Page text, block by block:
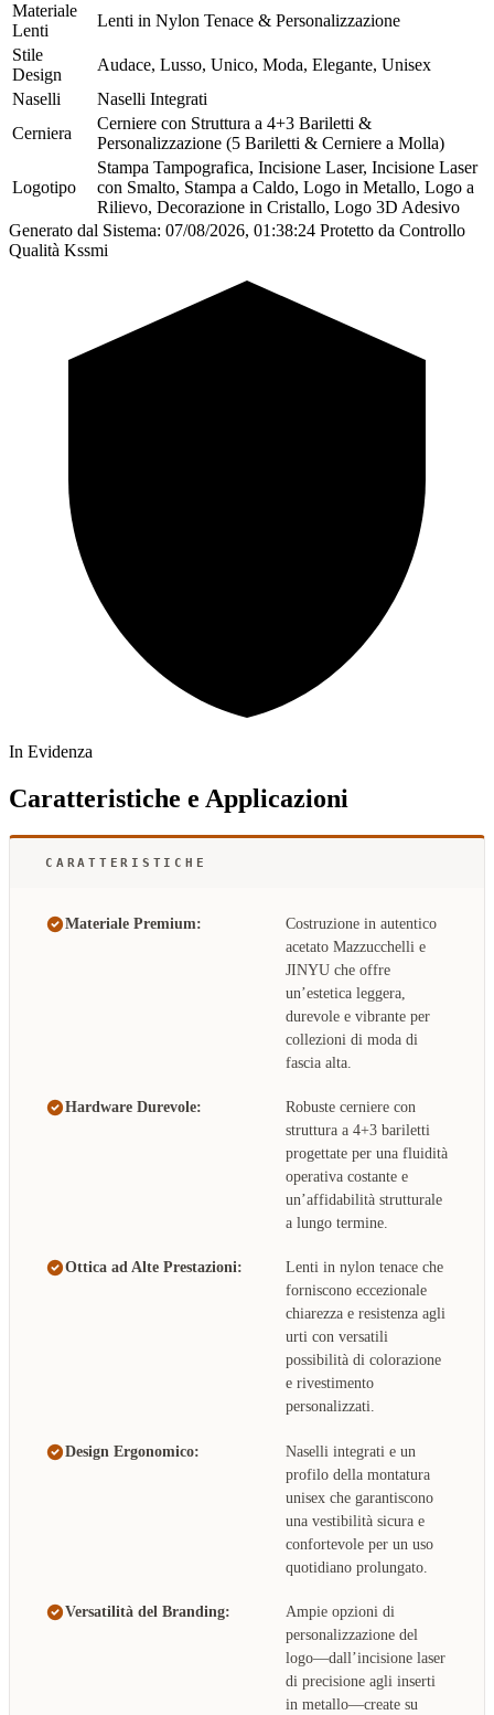
Materiale
Lenti
Lenti in Nylon Tenace & Personalizzazione
Stile
Design
Audace, Lusso, Unico, Moda, Elegante, Unisex
Naselli
Naselli Integrati
Cerniera
Cerniere con Struttura a 4+3 Bariletti &
Personalizzazione (5 Bariletti & Cerniere a Molla)
Logotipo
Stampa Tampografica, Incisione Laser, Incisione Laser
con Smalto, Stampa a Caldo, Logo in Metallo, Logo a
Rilievo, Decorazione in Cristallo, Logo 3D Adesivo
Generato dal Sistema: 07/08/2026, 01:38:24 Protetto da Controllo
Qualità Kssmi
In Evidenza
Caratteristiche e Applicazioni
CARATTERISTICHE
Materiale Premium:
Costruzione in autentico
acetato Mazzucchelli e
JINYU che offre
un’estetica leggera,
durevole e vibrante per
collezioni di moda di
fascia alta.
Hardware Durevole:
Robuste cerniere con
struttura a 4+3 bariletti
progettate per una fluidità
operativa costante e
un’affidabilità strutturale
a lungo termine.
Ottica ad Alte Prestazioni:
Lenti in nylon tenace che
forniscono eccezionale
chiarezza e resistenza agli
urti con versatili
possibilità di colorazione
e rivestimento
personalizzati.
Design Ergonomico:
Naselli integrati e un
profilo della montatura
unisex che garantiscono
una vestibilità sicura e
confortevole per un uso
quotidiano prolungato.
Versatilità del Branding:
Ampie opzioni di
personalizzazione del
logo—dall’incisione laser
di precisione agli inserti
in metallo—create su